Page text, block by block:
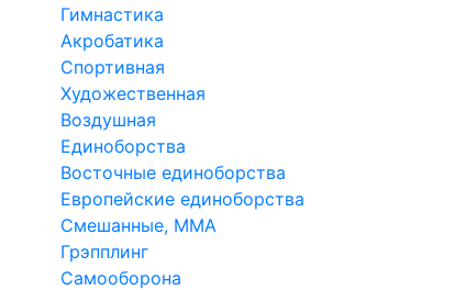
Гимнастика
Акробатика
Спортивная
Художественная
Воздушная
Единоборства
Восточные единоборства
Европейские единоборства
Смешанные, ММА
Грэпплинг
Самооборона